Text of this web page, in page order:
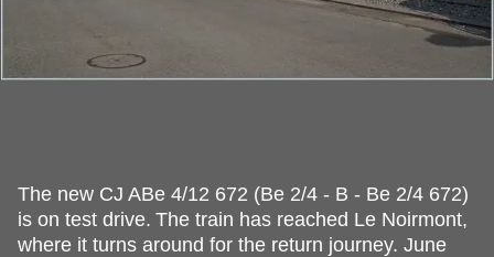
The new CJ ABe 4/12 672 (Be 2/4 - B - Be 2/4 672)
is on test drive. The train has reached Le Noirmont,
where it turns around for the return journey. June